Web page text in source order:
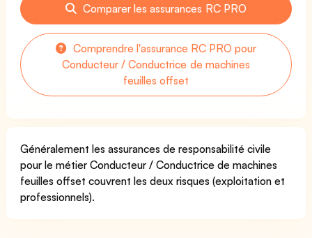
Comparer les assurances RC PRO
Comprendre l'assurance RC PRO pour
Conducteur / Conductrice de machines
feuilles offset
Généralement les assurances de responsabilité civile
pour le métier Conducteur / Conductrice de machines
feuilles offset couvrent les deux risques (exploitation et
professionnels).